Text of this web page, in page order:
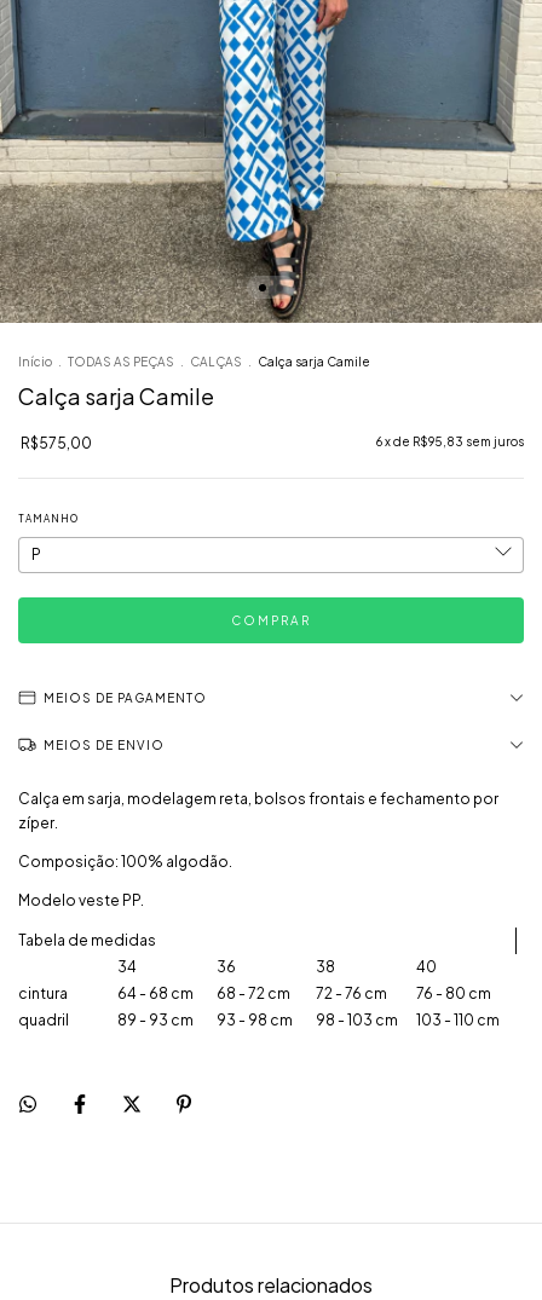
Início TODAS AS PEÇAS CALÇAS Calça sarja Camile
Calça sarja Camile
R$575,00 6x de R$95,83 sem juros
TAMANHO
MEIOS DE PAGAMENTO
MEIOS DE ENVIO
Calça em sarja, modelagem reta, bolsos frontais e fechamento por
zíper.
Composição: 100% algodão.
Modelo veste PP.
Tabela de medidas
34
36 38
40
cintura
64 - 68 cm 68 - 72 cm 72 - 76 cm
76 - 80 cm
quadril
89 - 93 cm 93 - 98 cm 98 - 103 cm 103 - 110 cm
Produtos relacionados